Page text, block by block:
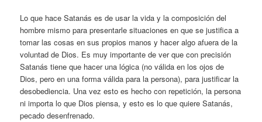
Lo que hace Satanás es de usar la vida y la composición del
hombre mismo para presentarle situaciones en que se justifica a
tomar las cosas en sus propios manos y hacer algo afuera de la
voluntad de Dios. Es muy importante de ver que con precisión
Satanás tiene que hacer una lógica (no válida en los ojos de
Dios, pero en una forma válida para la persona), para justificar la
desobediencia. Una vez esto es hecho con repetición, la persona
ni importa lo que Dios piensa, y esto es lo que quiere Satanás,
pecado desenfrenado.